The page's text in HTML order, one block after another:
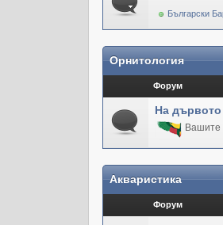
Български
Орнитология
Форум
На дървото
Вашите
Акваристика
Форум